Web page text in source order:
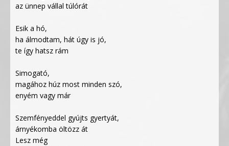
az ünnep vállal túlórát
Esik a hó,
ha álmodtam, hát úgy is jó,
te így hatsz rám
Simogató,
magához húz most minden szó,
enyém vagy már
Szemfényeddel gyújts gyertyát,
árnyékomba öltözz át
Lesz még